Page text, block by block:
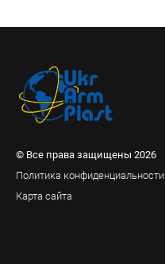
© Все права защищены 2026
Политика конфиденциальности
Карта сайта